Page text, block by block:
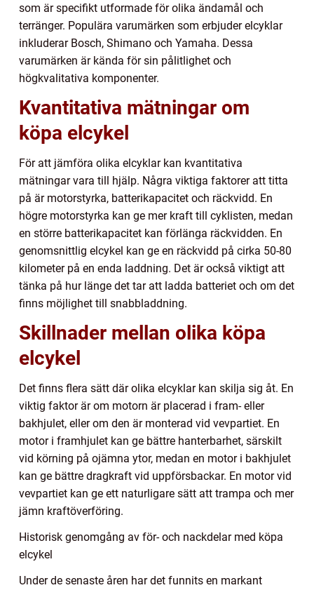
som är specifikt utformade för olika ändamål och
terränger. Populära varumärken som erbjuder elcyklar
inkluderar Bosch, Shimano och Yamaha. Dessa
varumärken är kända för sin pålitlighet och
högkvalitativa komponenter.
Kvantitativa mätningar om
köpa elcykel
För att jämföra olika elcyklar kan kvantitativa
mätningar vara till hjälp. Några viktiga faktorer att titta
på är motorstyrka, batterikapacitet och räckvidd. En
högre motorstyrka kan ge mer kraft till cyklisten, medan
en större batterikapacitet kan förlänga räckvidden. En
genomsnittlig elcykel kan ge en räckvidd på cirka 50-80
kilometer på en enda laddning. Det är också viktigt att
tänka på hur länge det tar att ladda batteriet och om det
finns möjlighet till snabbladdning.
Skillnader mellan olika köpa
elcykel
Det finns flera sätt där olika elcyklar kan skilja sig åt. En
viktig faktor är om motorn är placerad i fram- eller
bakhjulet, eller om den är monterad vid vevpartiet. En
motor i framhjulet kan ge bättre hanterbarhet, särskilt
vid körning på ojämna ytor, medan en motor i bakhjulet
kan ge bättre dragkraft vid uppförsbackar. En motor vid
vevpartiet kan ge ett naturligare sätt att trampa och mer
jämn kraftöverföring.
Historisk genomgång av för- och nackdelar med köpa
elcykel
Under de senaste åren har det funnits en markant